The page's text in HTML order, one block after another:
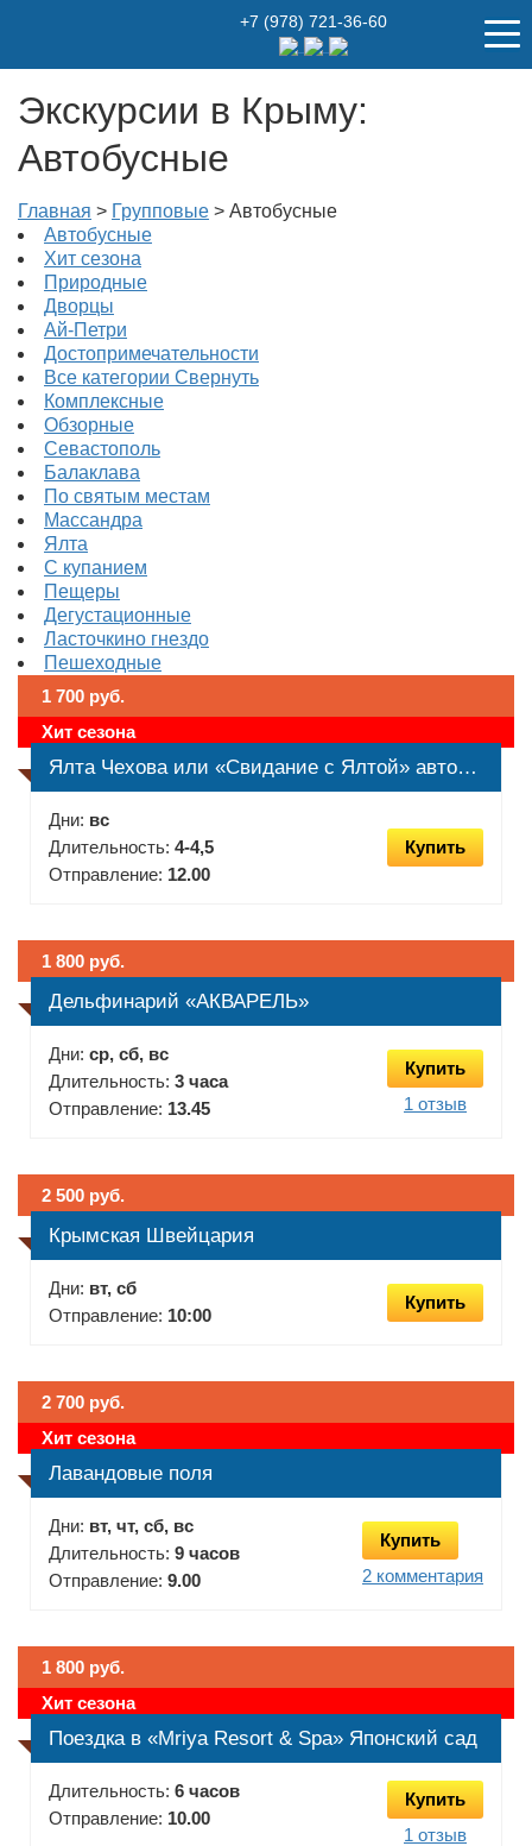
+7 (978) 721-36-60
Экскурсии в Крыму:
Автобусные
Главная > Групповые > Автобусные
Автобусные
Хит сезона
Природные
Дворцы
Ай-Петри
Достопримечательности
Все категории Свернуть
Комплексные
Обзорные
Севастополь
Балаклава
По святым местам
Массандра
Ялта
С купанием
Пещеры
Дегустационные
Ласточкино гнездо
Пешеходные
1 700 руб.
Хит сезона
Ялта Чехова или «Свидание с Ялтой» автобусная обзорная экскурсия по городу
Дни: вс
Длительность: 4-4,5
Отправление: 12.00
Купить
1 800 руб.
Дельфинарий «АКВАРЕЛЬ»
Дни: ср, сб, вс
Длительность: 3 часа
Отправление: 13.45
Купить
1 отзыв
2 500 руб.
Крымская Швейцария
Дни: вт, сб
Отправление: 10:00
Купить
2 700 руб.
Хит сезона
Лавандовые поля
Дни: вт, чт, сб, вс
Длительность: 9 часов
Отправление: 9.00
Купить
2 комментария
1 800 руб.
Хит сезона
Поездка в «Mriya Resort & Spa» Японский сад
Длительность: 6 часов
Отправление: 10.00
Купить
1 отзыв